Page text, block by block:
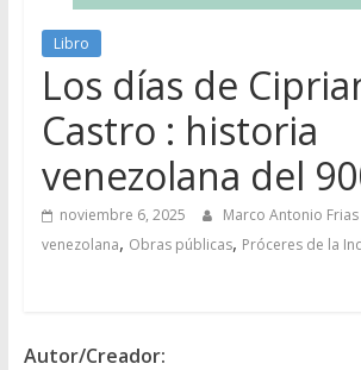
Libro
Los días de
Castro : historia
venezolana del
noviembre 6, 2025 Marco Antonio Frias
venezolana, Obras públicas, Próceres de la
Autor/Creador: